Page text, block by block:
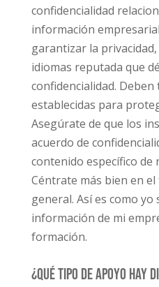
confidencialidad
información
garantizar la
idiomas reputada que
confidencialidad.
establecidas para
Asegúrate de que los
acuerdo de
contenido específico de
Céntrate más bien en
general. Así es como
información de mi
formación.
¿Qué tipo de apoyo hay